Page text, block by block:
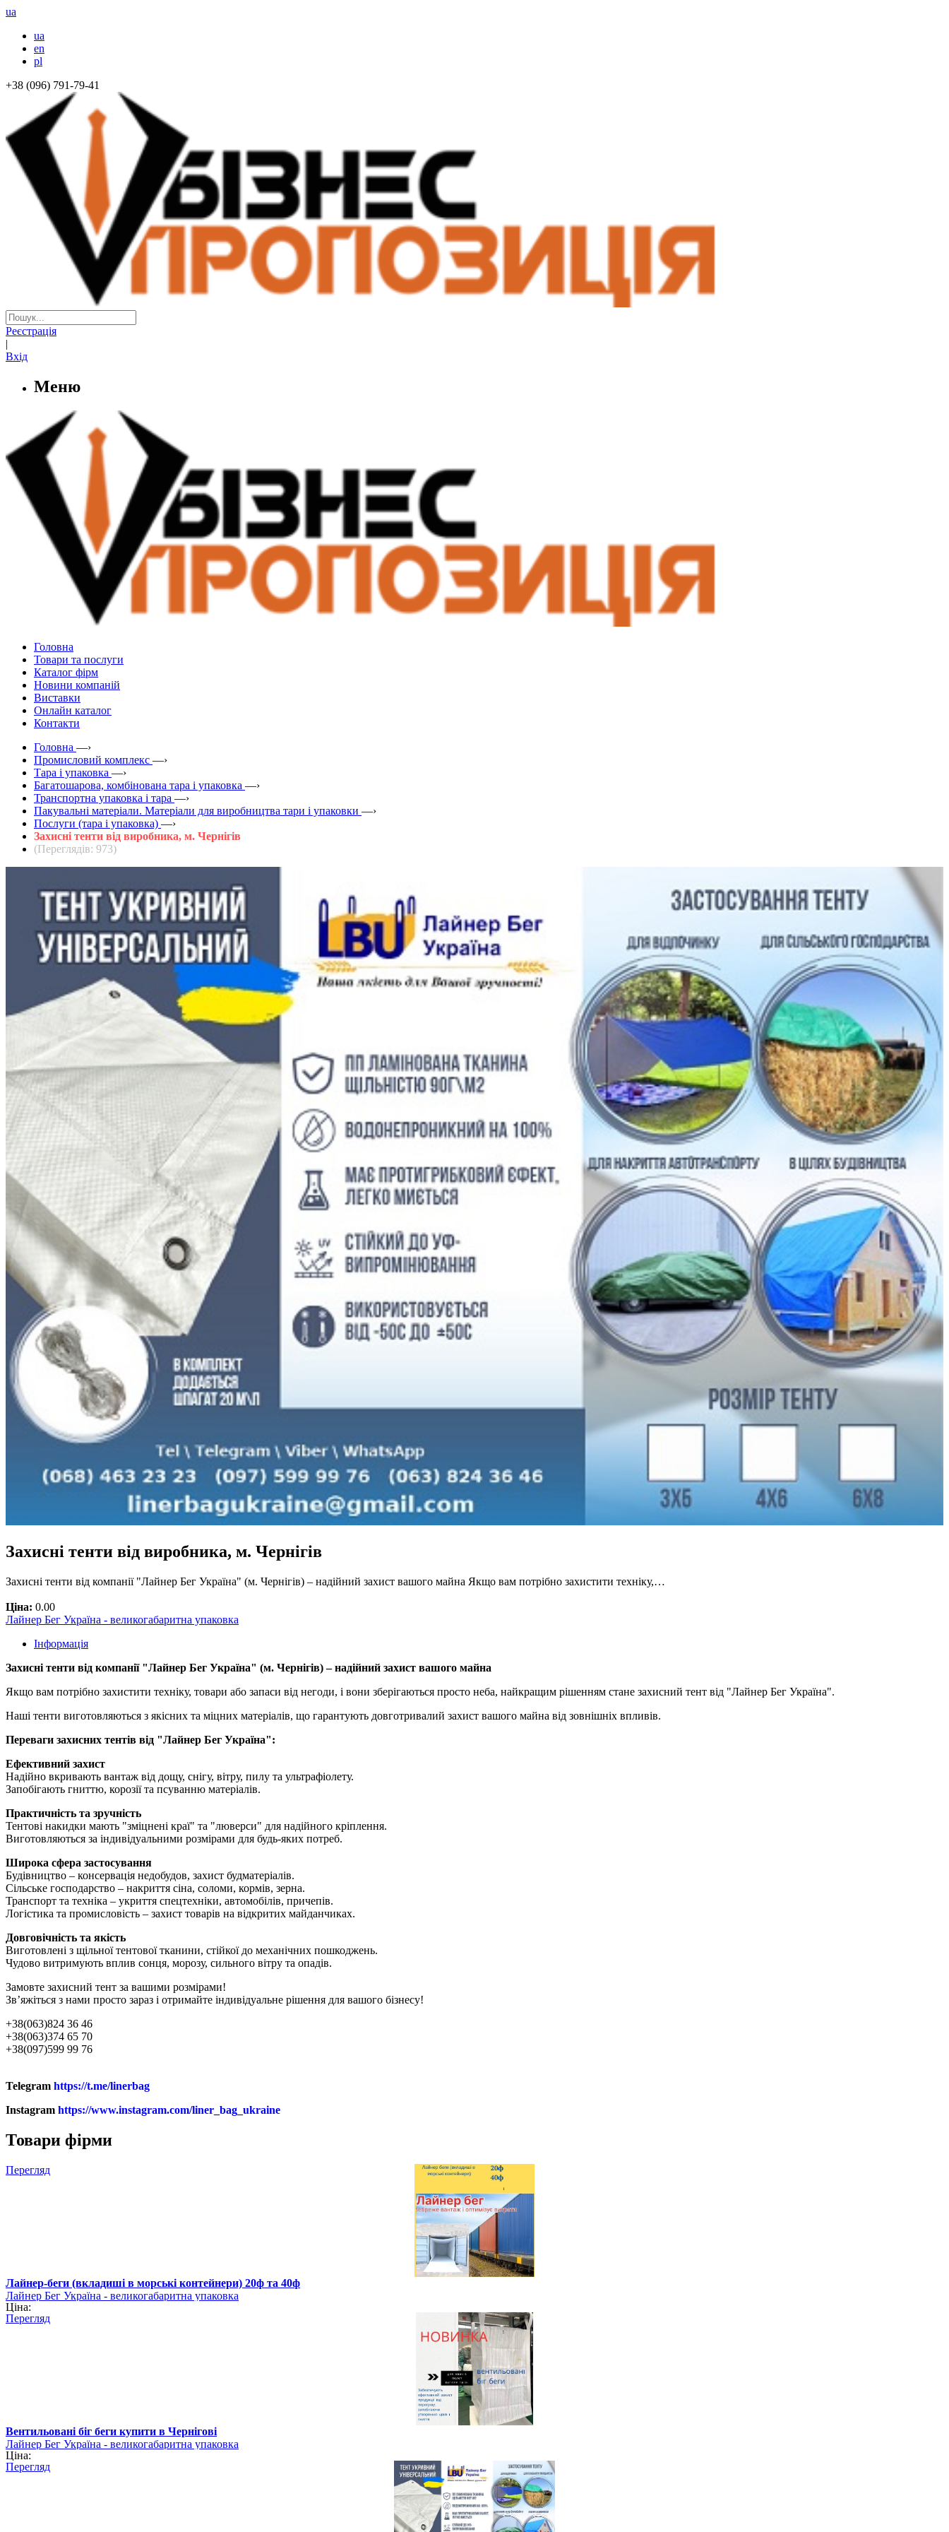
ua
ua
en
pl
+38 (096) 791-79-41
Реєстрація
|
Вхід
Меню
Головна
Товари та послуги
Каталог фірм
Новини компаній
Виставки
Онлайн каталог
Контакти
Головна —›
Промисловий комплекс —›
Тара і упаковка —›
Багатошарова, комбінована тара і упаковка —›
Транспортна упаковка і тара —›
Пакувальні матеріали. Матеріали для виробництва тари і упаковки —›
Послуги (тара і упаковка) —›
Захисні тенти від виробника, м. Чернігів
(Переглядів: 973)
Захисні тенти від виробника, м. Чернігів
Захисні тенти від компанії "Лайнер Бег Україна" (м. Чернігів) – надійний захист вашого майна Якщо вам потрібно захистити техніку,…
Ціна: 0.00
Лайнер Бег Україна - великогабаритна упаковка
Інформація
Захисні тенти від компанії "Лайнер Бег Україна" (м. Чернігів) – надійний захист вашого майна
Якщо вам потрібно захистити техніку, товари або запаси від негоди, і вони зберігаються просто неба, найкращим рішенням стане захисний тент від "Лайнер Бег Україна".
Наші тенти виготовляються з якісних та міцних матеріалів, що гарантують довготривалий захист вашого майна від зовнішніх впливів.
Переваги захисних тентів від "Лайнер Бег Україна":
Ефективний захист
Надійно вкривають вантаж від дощу, снігу, вітру, пилу та ультрафіолету.
Запобігають гниттю, корозії та псуванню матеріалів.
Практичність та зручність
Тентові накидки мають "зміцнені краї" та "люверси" для надійного кріплення.
Виготовляються за індивідуальними розмірами для будь-яких потреб.
Широка сфера застосування
Будівництво – консервація недобудов, захист будматеріалів.
Сільське господарство – накриття сіна, соломи, кормів, зерна.
Транспорт та техніка – укриття спецтехніки, автомобілів, причепів.
Логістика та промисловість – захист товарів на відкритих майданчиках.
Довговічність та якість
Виготовлені з щільної тентової тканини, стійкої до механічних пошкоджень.
Чудово витримують вплив сонця, морозу, сильного вітру та опадів.
Замовте захисний тент за вашими розмірами!
Зв’яжіться з нами просто зараз і отримайте індивідуальне рішення для вашого бізнесу!
+38(063)824 36 46
+38(063)374 65 70
+38(097)599 99 76
Telegram https://t.me/linerbag
Instagram https://www.instagram.com/liner_bag_ukraine
Товари фірми
Перегляд
Лайнер-беги (вкладиші в морські контейнери) 20ф та 40ф
Лайнер Бег Україна - великогабаритна упаковка
Ціна:
Перегляд
Вентильовані біг беги купити в Чернігові
Лайнер Бег Україна - великогабаритна упаковка
Ціна:
Перегляд